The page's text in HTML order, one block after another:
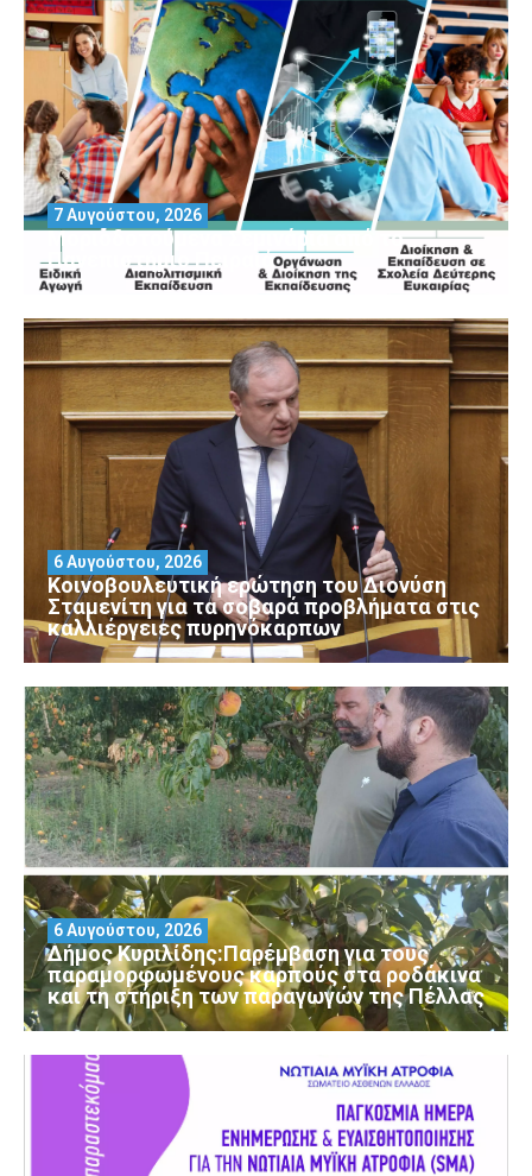
Μοριοδοτούμενα Σεμινάρια από το
Πανεπιστήμιο Πειραιά
7 Αυγούστου, 2026
Κοινοβουλευτική ερώτηση του Διονύση
Σταμενίτη για τα σοβαρά προβλήματα στις
καλλιέργειες πυρηνόκαρπων
6 Αυγούστου, 2026
Δήμος Κυριλίδης:Παρέμβαση για τους
παραμορφωμένους καρπούς στα ροδάκινα
και τη στήριξη των παραγωγών της Πέλλας
6 Αυγούστου, 2026